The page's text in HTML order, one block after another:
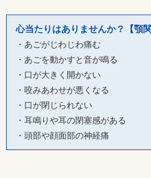
心当たりはありませんか？【顎
・あごがじわじわ痛む
・あごを動かすと音が鳴る
・口が大きく開かない
・咬みあわせが悪くなる
・口が閉じられない
・耳鳴りや耳の閉塞感がある
・頭部や顔面部の神経痛